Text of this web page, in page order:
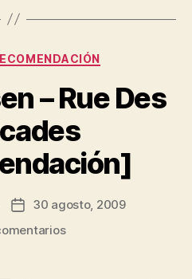
Categorías
– Rue Des
Fecha30 agosto, 2009
en